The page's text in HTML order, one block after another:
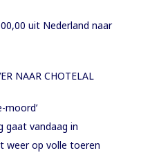
uit Nederland naar
NAAR CHOTELAL
moord’
gaat vandaag in
weer op volle toeren